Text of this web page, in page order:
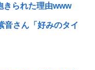
きられた理由www
音さん「好みのタイ